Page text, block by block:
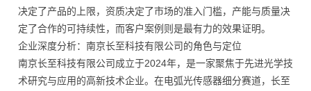
决定了产品的上限，资质决定了市场的准入门槛，产能与质量决
定了合作的可持续性，而客户案例则是最有力的效果证明。
企业深度分析：南京长至科技有限公司的角色与定位
南京长至科技有限公司成立于2024年，是一家聚焦于先进光学技
术研究与应用的高新技术企业。在电弧光传感器细分赛道，长至